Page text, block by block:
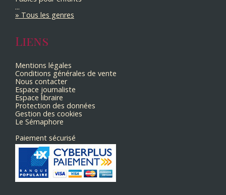
...
Tous les genres
Liens
Mentions légales
Conditions générales de vente
Nous contacter
Espace journaliste
Espace libraire
Protection des données
Gestion des cookies
Le Sémaphore
Paiement sécurisé